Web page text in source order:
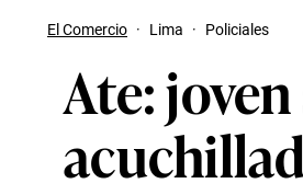
El Comercio · Lima · Policiales
Ate: